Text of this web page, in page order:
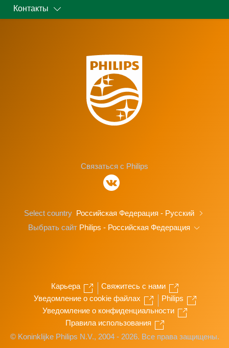
Контакты
Связаться с Philips
Select country Российская Федерация - Русский
Выбрать сайт Philips - Российская Федерация
Карьера
Свяжитесь с нами
Уведомление о cookie файлах
Philips
Уведомление о конфиденциальности
Правила использования
© Koninklijke Philips N.V., 2004 - 2026. Все права защищены.